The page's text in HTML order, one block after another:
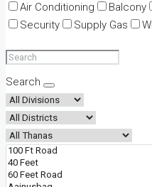
Air Conditioning
Balcony
Security
Supply Gas
Search